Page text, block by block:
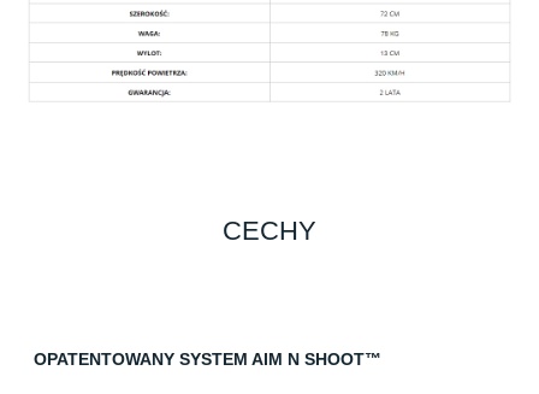
CECHY
OPATENTOWANY SYSTEM AIM N SHOOT™